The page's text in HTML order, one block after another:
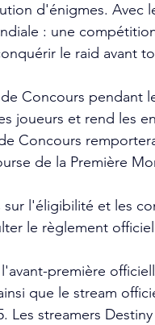
d'énigmes. Avec
: une
le raid avant
Concours pendant
joueurs et rend les
Concours
de la Première
l'éligibilité et les
le règlement
première
que le stream
Les streamers